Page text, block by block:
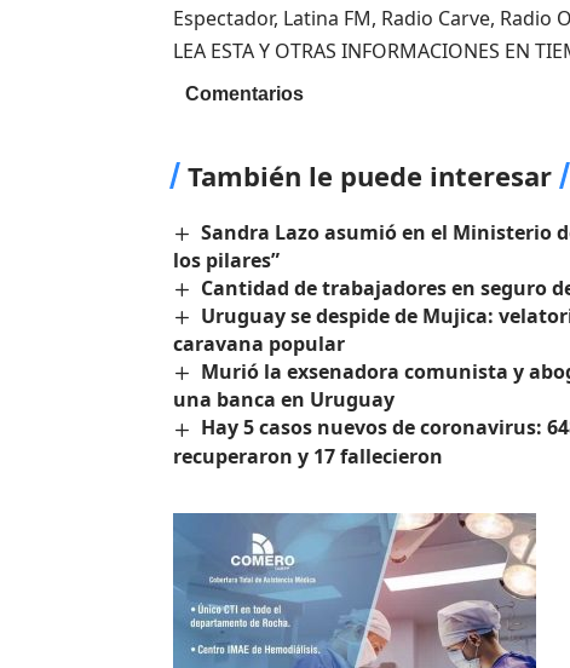
Espectador, Latina FM, Radio Carve, Radio
LEA ESTA Y OTRAS INFORMACIONES EN
Comentarios
También le puede interesar
Sandra Lazo asumió en el Ministerio
los pilares”
Cantidad de trabajadores en seguro
Uruguay se despide de Mujica:
caravana popular
Murió la exsenadora comunista y
una banca en Uruguay
Hay 5 casos nuevos de coronavirus:
recuperaron y 17 fallecieron